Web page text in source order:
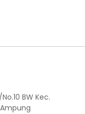
BW Kec.